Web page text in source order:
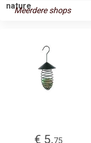
nature
Meerdere shops
€ 5.75